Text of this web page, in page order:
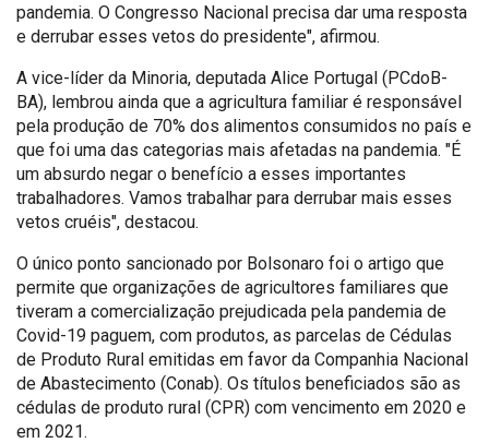
pandemia. O Congresso Nacional precisa dar uma resposta
e derrubar esses vetos do presidente", afirmou.
A vice-líder da Minoria, deputada Alice Portugal (PCdoB-
BA), lembrou ainda que a agricultura familiar é responsável
pela produção de 70% dos alimentos consumidos no país e
que foi uma das categorias mais afetadas na pandemia. "É
um absurdo negar o benefício a esses importantes
trabalhadores. Vamos trabalhar para derrubar mais esses
vetos cruéis", destacou.
O único ponto sancionado por Bolsonaro foi o artigo que
permite que organizações de agricultores familiares que
tiveram a comercialização prejudicada pela pandemia de
Covid-19 paguem, com produtos, as parcelas de Cédulas
de Produto Rural emitidas em favor da Companhia Nacional
de Abastecimento (Conab). Os títulos beneficiados são as
cédulas de produto rural (CPR) com vencimento em 2020 e
em 2021.